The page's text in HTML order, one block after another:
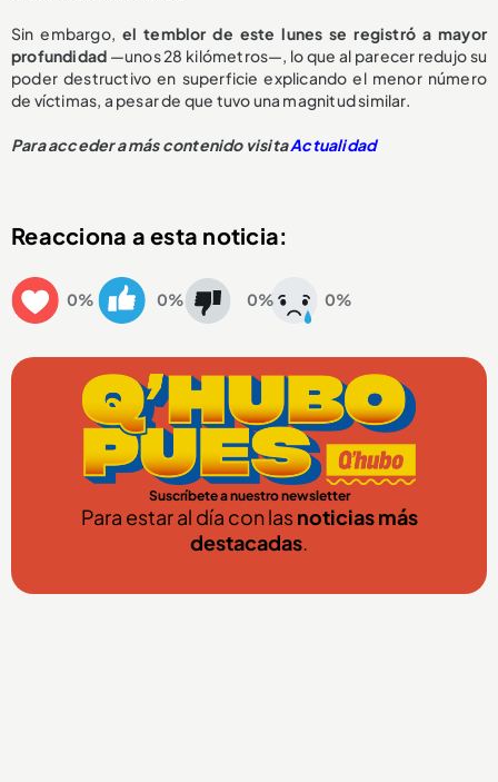
Sin embargo, el temblor de este lunes se registró a mayor
profundidad —unos 28 kilómetros—, lo que al parecer redujo su
poder destructivo en superficie explicando el menor número
de víctimas, a pesar de que tuvo una magnitud similar.
Para acceder a más contenido visitaActualidad
Reacciona a esta noticia:
0% 0% 0% 0%
Suscríbete a nuestro newsletter
Para estar al día con lasnoticias más
destacadas